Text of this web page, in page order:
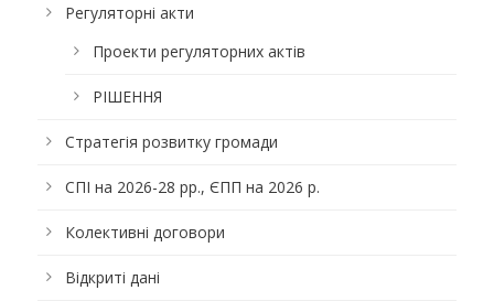
Регуляторні акти
Проекти регуляторних актів
РІШЕННЯ
Стратегія розвитку громади
СПІ на 2026-28 рр., ЄПП на 2026 р.
Колективні договори
Відкриті дані